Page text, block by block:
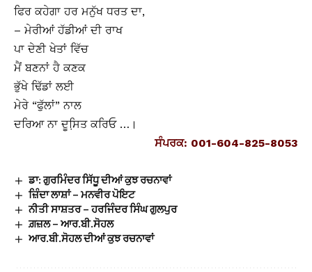
ਫਿਰ ਕਹੇਗਾ ਹਰ ਮਨੁੱਖ ਧਰਤ ਦਾ,
– ਮੇਰੀਆਂ ਹੱਡੀਆਂ ਦੀ ਰਾਖ
ਪਾ ਦੇਣੀ ਖੇਤਾਂ ਵਿੱਚ
ਮੈਂ ਬਣਨਾਂ ਹੈ ਕਣਕ
ਭੁੱਖੇ ਢਿੱਡਾਂ ਲਈ
ਮੇਰੇ “ਫੁੱਲਾਂ” ਨਾਲ
ਦਰਿਆ ਨਾ ਦੂਸਿ਼ਤ ਕਰਿਓ …।
ਸੰਪਰਕ: 001-604-825-8053
ਡਾ: ਗੁਰਮਿੰਦਰ ਸਿੱਧੂ ਦੀਆਂ ਕੁਝ ਰਚਨਾਵਾਂ
ਜ਼ਿੰਦਾ ਲਾਸ਼ਾਂ – ਮਨਵੀਰ ਪੋਇਟ
ਨੀਤੀ ਸਾਸ਼ਤਰ – ਹਰਜਿੰਦਰ ਸਿੰਘ ਗੁਲਪੁਰ
ਗ਼ਜ਼ਲ – ਆਰ.ਬੀ.ਸੋਹਲ
ਆਰ.ਬੀ.ਸੋਹਲ ਦੀਆਂ ਕੁਝ ਰਚਨਾਵਾਂ